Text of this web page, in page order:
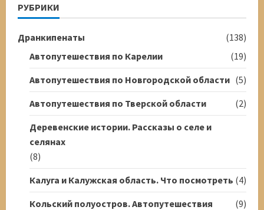
РУБРИКИ
Дранкипенаты
(138)
Автопутешествия по Карелии
(19)
Автопутешествия по Новгородской области (5)
Автопутешествия по Тверской области
(2)
Деревенские истории. Рассказы о селе и
селянах
(8)
Калуга и Калужская область. Что посмотреть (4)
Кольский полуостров. Автопутешествия
(9)